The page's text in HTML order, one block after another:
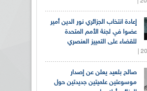
إعادة انتخاب الجزائري نور الدين أمير
عضوا في لجنة الأمم المتحدة
للقضاء على التمييز العنصري
صالح بلعيد يعلن عن إصدار
موسوعتين علميتين جديدتين حول